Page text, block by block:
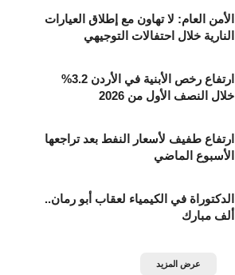
الأمن العام: لا تهاون مع إطلاق العيارات
النارية خلال احتفالات التوجيهي
ارتفاع رخص الأبنية في الأردن 3.2%
خلال النصف الأول من 2026
ارتفاع طفيف لأسعار النفط بعد تراجعها
الأسبوع الماضي
الدكتوراة في الكيمياء لعقاب أبو رمان..
ألف مبارك
عرض المزيد